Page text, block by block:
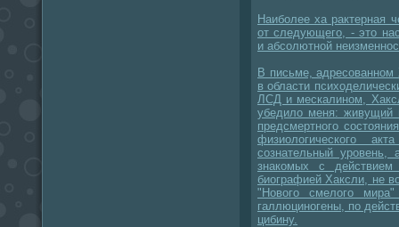
Наиболее ха рактерная
от следующего, - это
и абсолютной
В письме,
в области
ЛСД и мескалином,
убедило меня: живущий
предсмертного
физиологического
сознательный
знакомых с
биографией Хаксли, не
"Нового смелого
галлюциногены, по
цибину.